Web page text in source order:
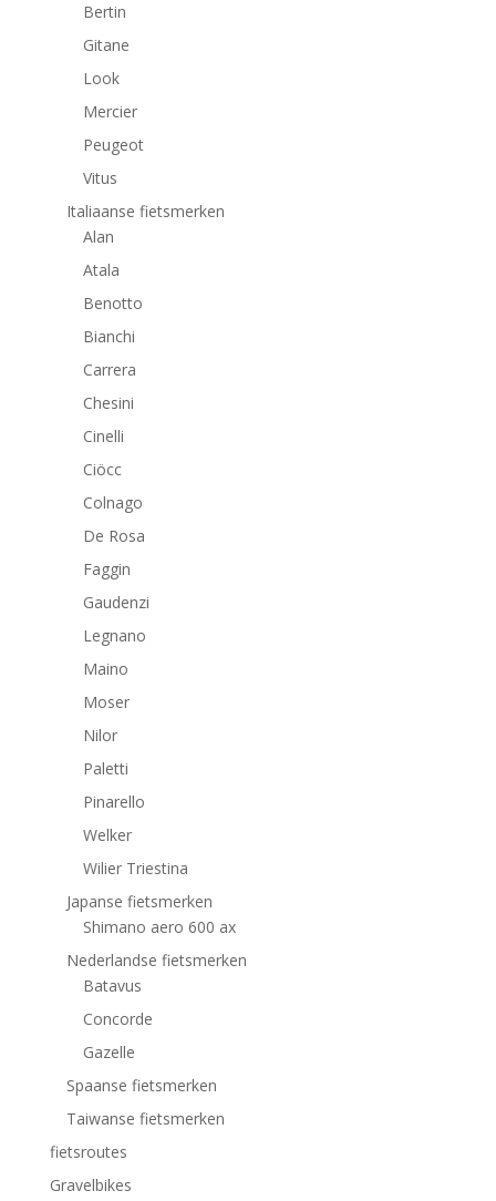
Bertin
Gitane
Look
Mercier
Peugeot
Vitus
Italiaanse fietsmerken
Alan
Atala
Benotto
Bianchi
Carrera
Chesini
Cinelli
Ciöcc
Colnago
De Rosa
Faggin
Gaudenzi
Legnano
Maino
Moser
Nilor
Paletti
Pinarello
Welker
Wilier Triestina
Japanse fietsmerken
Shimano aero 600 ax
Nederlandse fietsmerken
Batavus
Concorde
Gazelle
Spaanse fietsmerken
Taiwanse fietsmerken
fietsroutes
Gravelbikes